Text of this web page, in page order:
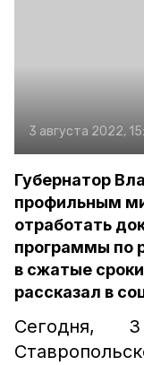
3 августа 2022,
Губернатор
профильным
отработать
программы по
в сжатые
рассказал в
Сегодня, 3